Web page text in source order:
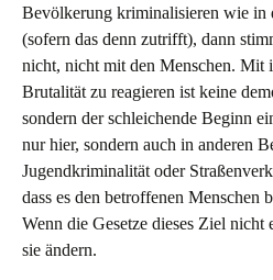
Bevölkerung kriminalisieren wie in
(sofern das denn zutrifft), dann
nicht, nicht mit den Menschen. Mit
Brutalität zu reagieren ist keine
sondern der schleichende Beginn
nur hier, sondern auch in anderen
Jugendkriminalität oder
dass es den betroffenen Menschen
Wenn die Gesetze dieses Ziel nicht
sie ändern.